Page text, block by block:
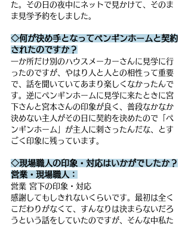
た。その日の夜中にネットで見かけて、そのま
ま見学予約をしました。
◇何が決め手となってペンギンホームと契約
されたのですか？
一か所だけ別のハウスメーカーさんに見学に行
ったのですが、やはり人と人との相性って重要
で、話を聞いていてあまり楽しくなかったんで
す。逆にペンギンホームに見学に来たときに宮
下さんと宮本さんの印象が良く、普段なかなか
決めない主人がその日に契約を決めたので「ペ
ンギンホーム」が主人に刺さったんだな、とす
ごく印象に残っています。
◇現場職人の印象・対応はいかがでしたか？
営業・現場職人：
営業 宮下の印象・対応
感謝してもしきれないくらいです。最初は全く
こだわりがなくて、すんなりは決まらないだろ
うという話をしていたのですが、そんな中私た